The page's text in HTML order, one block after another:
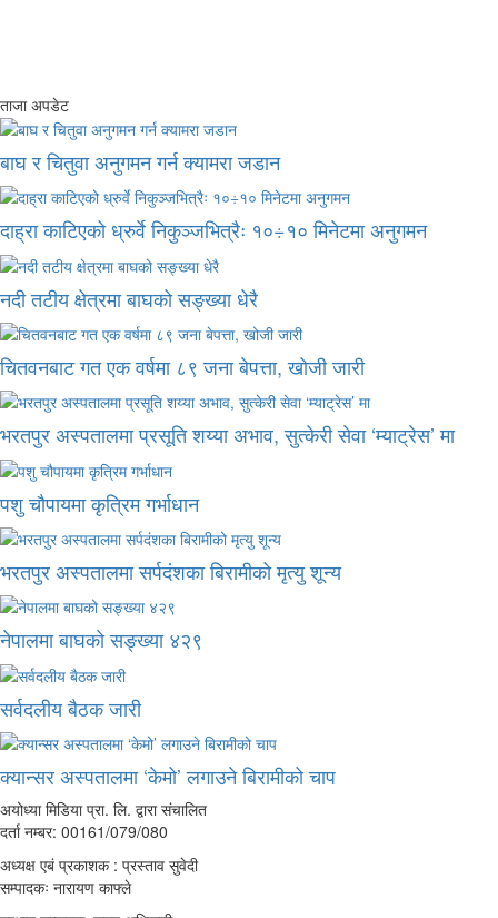
ताजा अपडेट
बाघ र चितुवा अनुगमन गर्न क्यामरा जडान
दाह्रा काटिएको ध्रुर्वे निकुञ्जभित्रैः १०÷१० मिनेटमा अनुगमन
नदी तटीय क्षेत्रमा बाघको सङ्ख्या धेरै
चितवनबाट गत एक वर्षमा ८९ जना बेपत्ता, खोजी जारी
भरतपुर अस्पतालमा प्रसूति शय्या अभाव, सुत्केरी सेवा ‘म्याट्रेस’ मा
पशु चौपायमा कृत्रिम गर्भाधान
भरतपुर अस्पतालमा सर्पदंशका बिरामीको मृत्यु शून्य
नेपालमा बाघको सङ्ख्या ४२९
सर्वदलीय बैठक जारी
क्यान्सर अस्पतालमा ‘केमो’ लगाउने बिरामीको चाप
अयोध्या मिडिया प्रा. लि. द्वारा संचालित
दर्ता नम्बर: 00161/079/080
अध्यक्ष एबं प्रकाशक : प्रस्ताव सुवेदी
सम्पादकः नारायण काफ्ले